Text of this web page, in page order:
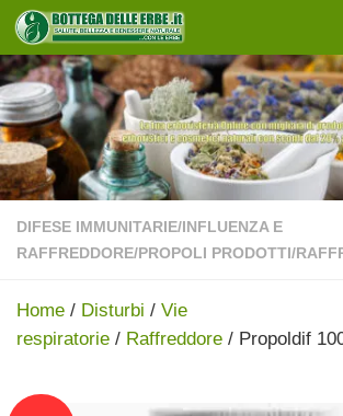
Sotto il contenuto
DIFESE IMMUNITARIE/INFLUENZA E
RAFFREDDORE/PROPOLI PRODOTTI/
Home / Disturbi / Vie
respiratorie / Raffreddore / Propoldif